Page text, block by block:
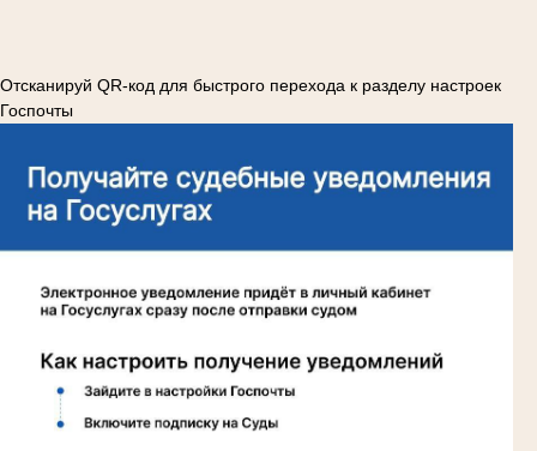
Отсканируй QR-код для быстрого перехода к разделу настроек
Госпочты